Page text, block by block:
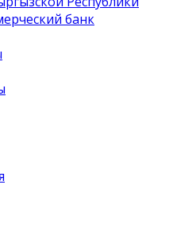
банк